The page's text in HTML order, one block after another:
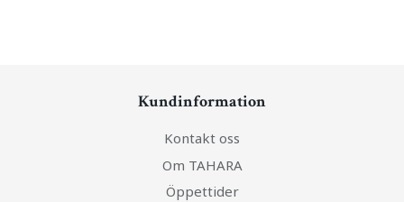
Kundinformation
Kontakt oss
Om TAHARA
Öppettider